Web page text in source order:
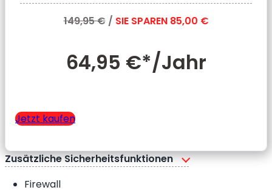
149,95 €/ SIE SPAREN 85,00 €
64,95 €*/Jahr
Jetzt kaufen
Zusätzliche Sicherheitsfunktionen
Firewall